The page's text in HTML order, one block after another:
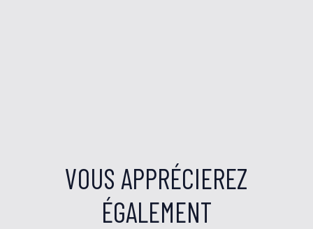
VOUS APPRÉCIEREZ
ÉGALEMENT